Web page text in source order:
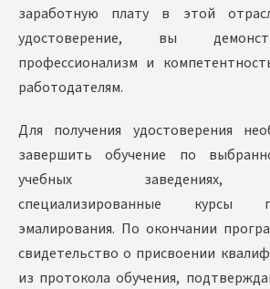
заработную плату в этой
удостоверение, вы
профессионализм и
работодателям.
Для получения удостоверения
завершить обучение по
учебных заведениях,
специализированные курсы
эмалирования. По окончании
свидетельство о присвоении
из протокола обучения,